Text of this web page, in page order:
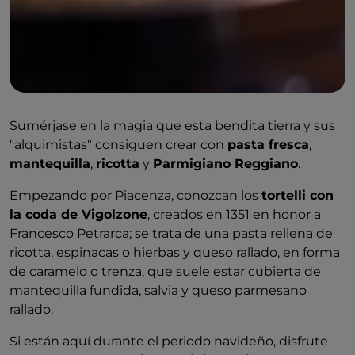
Sumérjase en la magia que esta bendita tierra y sus
"alquimistas" consiguen crear con pasta fresca,
mantequilla, ricotta y Parmigiano Reggiano.
Empezando por Piacenza, conozcan los tortelli con
la coda de Vigolzone, creados en 1351 en honor a
Francesco Petrarca; se trata de una pasta rellena de
ricotta, espinacas o hierbas y queso rallado, en forma
de caramelo o trenza, que suele estar cubierta de
mantequilla fundida, salvia y queso parmesano
rallado.
Si están aquí durante el periodo navideño, disfrute